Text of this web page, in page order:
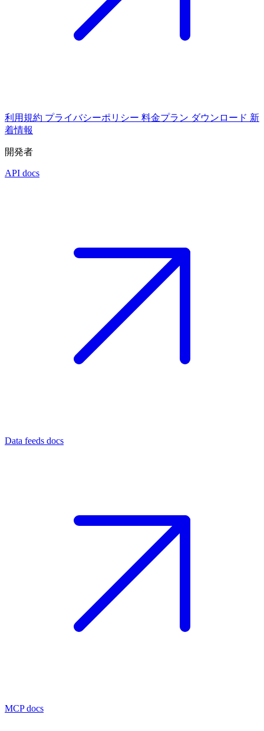
利用規約 プライバシーポリシー 料金プラン ダウンロード 新
着情報
開発者
API docs
Data feeds docs
MCP docs